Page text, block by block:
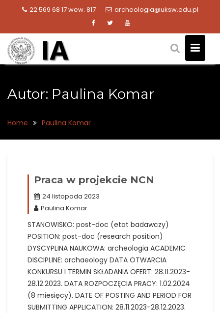
22 569 68 17 wew. 817 archeologia@uksw.edu.pl
Autor: Paulina Komar
Home Paulina Komar
Praca w projekcie NCN
24 listopada 2023
Paulina Komar
STANOWISKO: post-doc (etat badawczy)
POSITION: post-doc (research position)
DYSCYPLINA NAUKOWA: archeologia ACADEMIC
DISCIPLINE: archaeology DATA OTWARCIA
KONKURSU I TERMIN SKŁADANIA OFERT: 28.11.2023-
28.12.2023. DATA ROZPOCZĘCIA PRACY: 1.02.2024
(8 miesięcy). DATE OF POSTING AND PERIOD FOR
SUBMITTING APPLICATION: 28.11.2023-28.12.2023.